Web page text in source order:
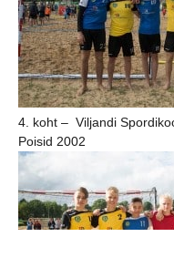
4. koht – Viljandi
Poisid 2002